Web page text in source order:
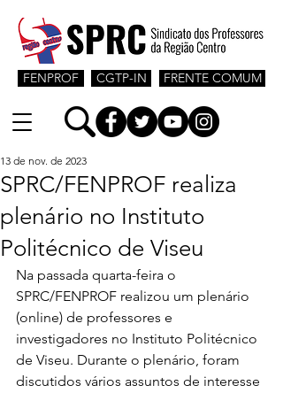
CGTP-IN
FENPROF FRENTE COMUM
SPRC/FENPROF realiza
plenário no Instituto
Politécnico de Viseu
13 de nov. de 2023
Na passada quarta-feira o
SPRC/FENPROF realizou um plenário
(online) de professores e
investigadores no Instituto Politécnico
de Viseu. Durante o plenário, foram
discutidos vários assuntos de interesse